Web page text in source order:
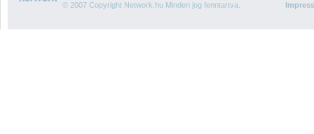
© 2007 Copyright Network.hu Minden jog fenntartva.